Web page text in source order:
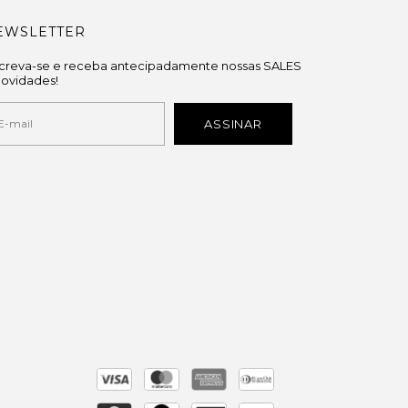
se e receba antecipadamente nossas SALES